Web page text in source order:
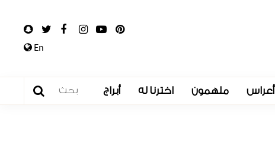
En
أعراس ملهمون اخترنا له أبراج